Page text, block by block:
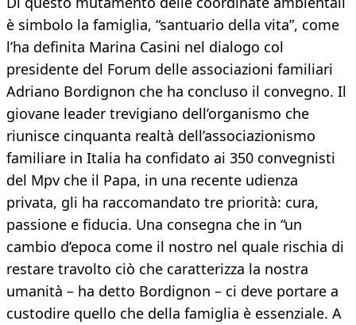
è simbolo la famiglia, “santuario della vita”, come
l’ha definita Marina Casini nel dialogo col
presidente del Forum delle associazioni familiari
Adriano Bordignon che ha concluso il convegno. Il
giovane leader trevigiano dell’organismo che
riunisce cinquanta realtà dell’associazionismo
familiare in Italia ha confidato ai 350 convegnisti
del Mpv che il Papa, in una recente udienza
privata, gli ha raccomandato tre priorità: cura,
passione e fiducia. Una consegna che in “un
cambio d’epoca come il nostro nel quale rischia di
restare travolto ciò che caratterizza la nostra
umanità – ha detto Bordignon – ci deve portare a
custodire quello che della famiglia è essenziale. A